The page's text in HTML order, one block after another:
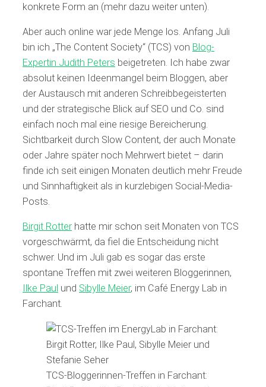
konkrete Form an (mehr dazu weiter unten).
Aber auch online war jede Menge los. Anfang Juli
bin ich „The Content Society“ (TCS) von Blog-
Expertin Judith Peters beigetreten. Ich habe zwar
absolut keinen Ideenmangel beim Bloggen, aber
der Austausch mit anderen Schreibbegeisterten
und der strategische Blick auf SEO und Co. sind
einfach noch mal eine riesige Bereicherung.
Sichtbarkeit durch Slow Content, der auch Monate
oder Jahre später noch Mehrwert bietet – darin
finde ich seit einigen Monaten deutlich mehr Freude
und Sinnhaftigkeit als in kurzlebigen Social-Media-
Posts.
Birgit Rotter hatte mir schon seit Monaten von TCS
vorgeschwärmt, da fiel die Entscheidung nicht
schwer. Und im Juli gab es sogar das erste
spontane Treffen mit zwei weiteren Bloggerinnen,
Ilke Paul und Sibylle Meier, im Café Energy Lab in
Farchant.
TCS-Bloggerinnen-Treffen in Farchant: